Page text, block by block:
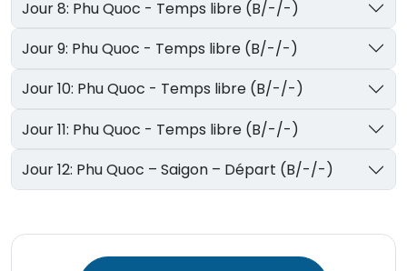
Jour 8: Phu Quoc - Temps libre (B/-/-)
Jour 9: Phu Quoc - Temps libre (B/-/-)
Jour 10: Phu Quoc - Temps libre (B/-/-)
Jour 11: Phu Quoc - Temps libre (B/-/-)
Jour 12: Phu Quoc – Saigon – Départ (B/-/-)